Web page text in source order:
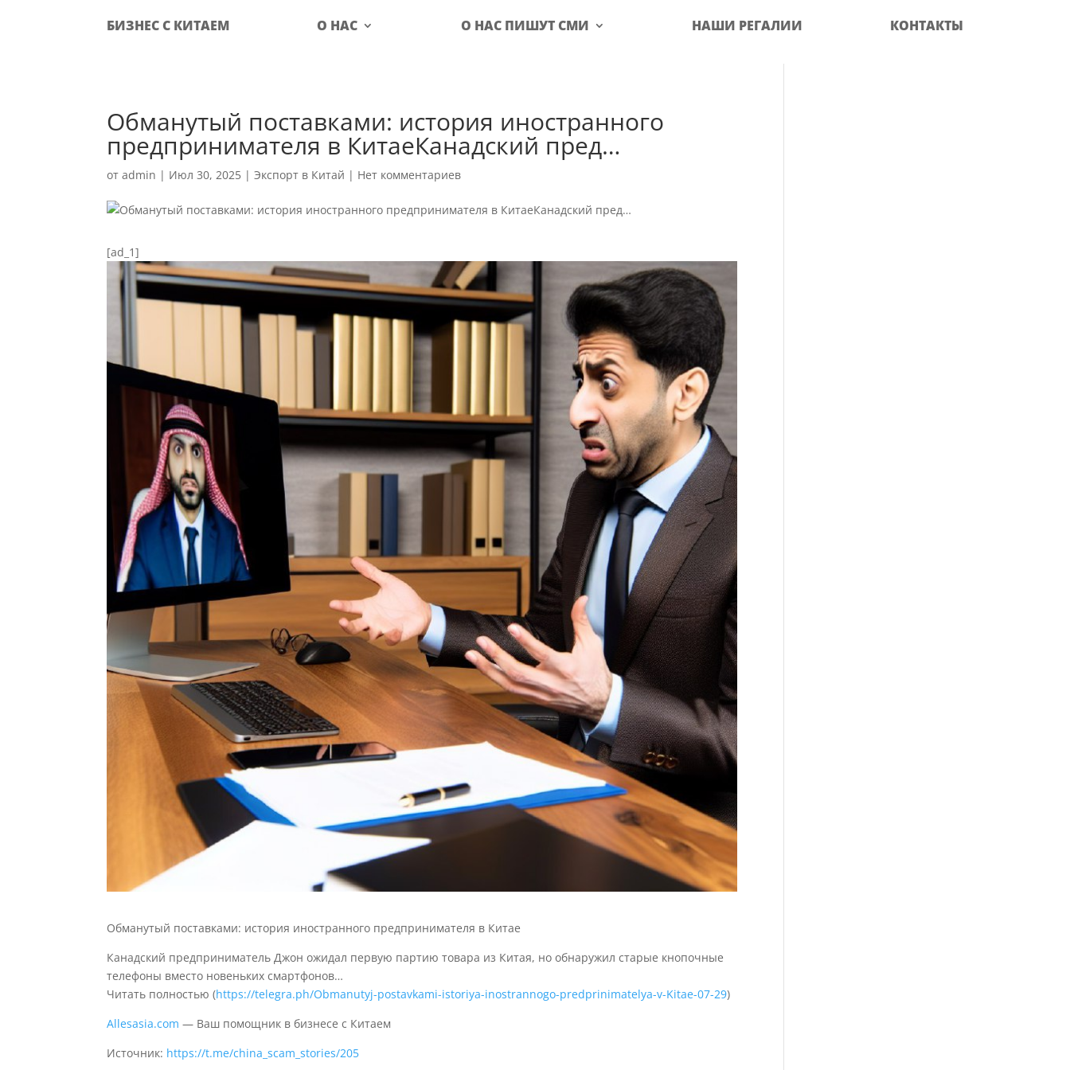
БИЗНЕС С КИТАЕМ О НАС О НАС ПИШУТ СМИ НАШИ РЕГАЛИИ КОНТАКТЫ
Обманутый поставками: история иностранного
предпринимателя в КитаеКанадский пред…
отadmin | Июл 30, 2025 |Экспорт в Китай | Нет комментариев
[ad_1]
Обманутый поставками: история иностранного предпринимателя в Китае
Канадский предприниматель Джон ожидал первую партию товара из Китая, но обнаружил старые кнопочные
телефоны вместо новеньких смартфонов…
Читать полностью (https://telegra.ph/Obmanutyj-postavkami-istoriya-inostrannogo-predprinimatelya-v-Kitae-07-29)
Allesasia.com — Ваш помощник в бизнесе с Китаем
Источник: https://t.me/china_scam_stories/205